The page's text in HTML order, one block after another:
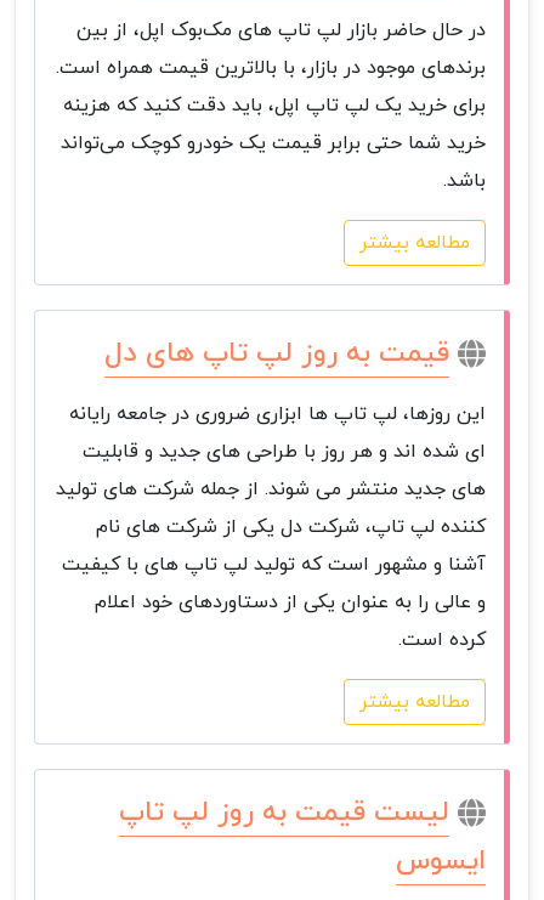
در حال حاضر بازار لپ تاپ های مک‌بوک اپل، از بین
برندهای موجود در بازار، با بالاترین قیمت همراه است.
برای خرید یک لپ تاپ اپل، باید دقت کنید که هزینه
خرید شما حتی برابر قیمت یک خودرو کوچک می‌تواند
باشد.
مطالعه بیشتر
قیمت به روز لپ تاپ های دل
این روزها، لپ تاپ ها ابزاری ضروری در جامعه رایانه
ای شده اند و هر روز با طراحی های جدید و قابلیت
های جدید منتشر می شوند. از جمله شرکت های تولید
کننده لپ تاپ، شرکت دل یکی از شرکت های نام
آشنا و مشهور است که تولید لپ تاپ های با کیفیت
و عالی را به عنوان یکی از دستاوردهای خود اعلام
کرده است.
مطالعه بیشتر
لیست قیمت به روز لپ تاپ
ایسوس